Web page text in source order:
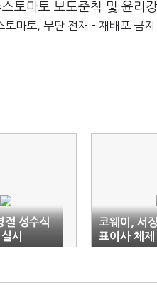
토마토 보도준칙 및 윤리
마토, 무단 전재 - 재배포 금지
절 성수식
시
코웨이, 서
표이사 체제